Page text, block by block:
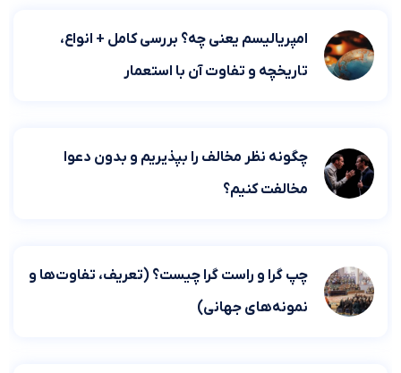
امپریالیسم یعنی چه؟ بررسی کامل + انواع،
تاریخچه و تفاوت آن با استعمار
چگونه نظر مخالف را بپذیریم و بدون دعوا
مخالفت کنیم؟
چپ گرا و راست گرا چیست؟ (تعریف، تفاوت‌ها و
نمونه‌های جهانی)